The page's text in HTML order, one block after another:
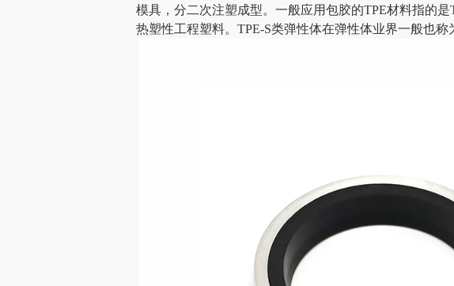
模具 ，分二次注塑成型。一般应用包胶的TPE材料指的是
热塑性工程塑料。 TPE-S类弹性体在弹性体业界一般也称